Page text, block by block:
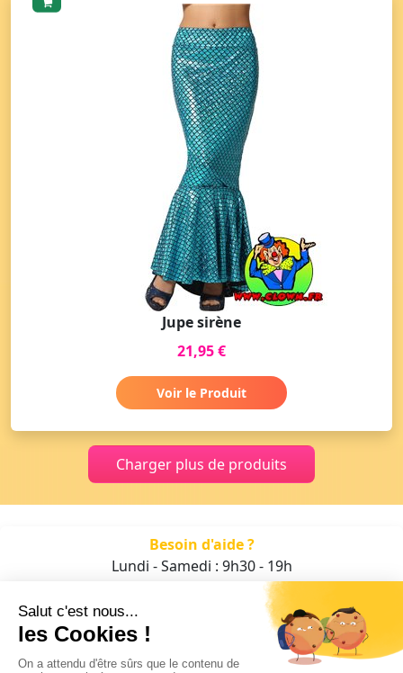
Jupe sirène
21,95 €
Voir le Produit
Charger plus de produits
Besoin d'aide ?
Lundi - Samedi : 9h30 - 19h